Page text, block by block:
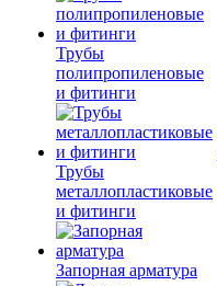
Трубы
полипропиленовые
и фитинги
Трубы
металлопластиковые
и фитинги
Запорная арматура